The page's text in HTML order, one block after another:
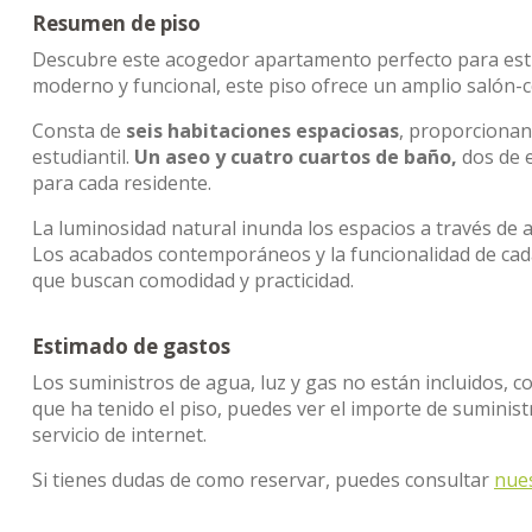
Resumen de piso
Descubre este acogedor apartamento perfecto para
moderno y funcional, este piso ofrece un amplio
Consta de seis habitaciones espaciosas,
estudiantil. Un aseo y cuatro cuartos de baño, dos de
para cada residente.
La luminosidad natural inunda los espacios a través de
Los acabados contemporáneos y la funcionalidad de
que buscan comodidad y practicidad.
Estimado de gastos
Los suministros de agua, luz y gas no están incluidos,
que ha tenido el piso, puedes ver el importe de
servicio de internet.
Si tienes dudas de como reservar, puedes consultar